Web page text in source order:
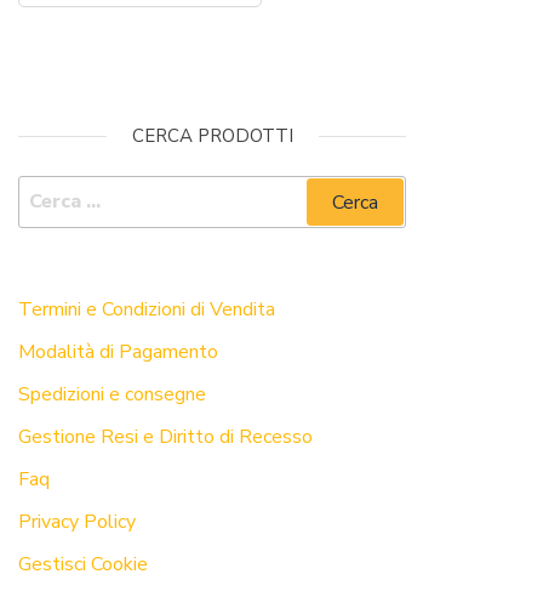
CERCA PRODOTTI
Termini e Condizioni di Vendita
Modalità di Pagamento
Spedizioni e consegne
Gestione Resi e Diritto di Recesso
Faq
Privacy Policy
Gestisci Cookie